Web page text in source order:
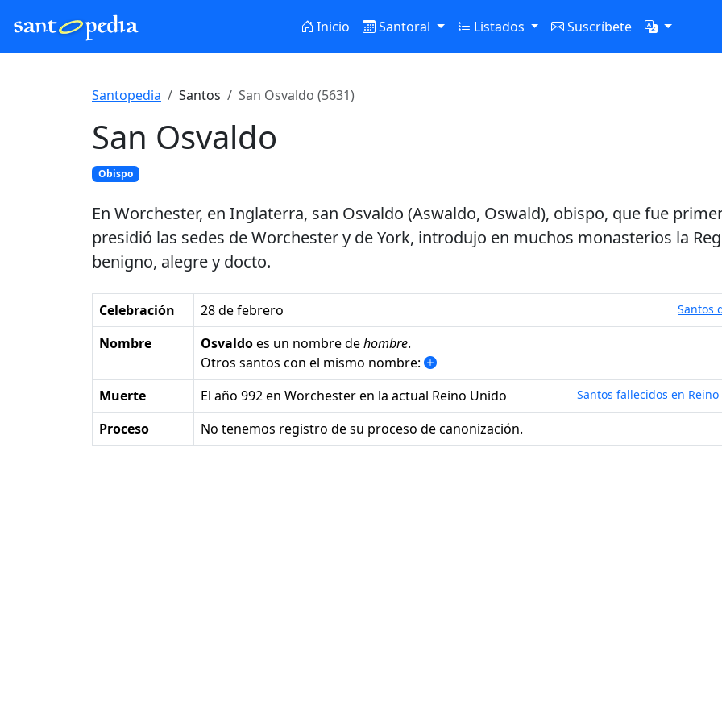
Inicio Santoral Listados Suscríbete
Santopedia Santos San Osvaldo (5631)
San Osvaldo
Obispo
En Worchester, en Inglaterra, san Osvaldo (Aswaldo, Oswald), obispo, que fue
presidió las sedes de Worchester y de York, introdujo en muchos monasterios la
benigno, alegre y docto.
Celebración 28 de febrero Santos
Nombre Osvaldoes un nombre dehombre.
Otros santos con el mismo nombre:
Muerte
el año 992 en Worchester en la actual Reino Unido Santos fallecidos en
Proceso No tenemos registro de su proceso de canonización.